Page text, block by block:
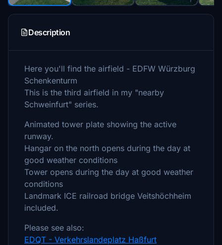
Description
Here you'll find the airfield - EDFW Würzburg
Schenkenturm
This is the third airfield in my "nearby
Schweinfurt" series.
Animated tower plate showing the active
runway.
Hangar on the north opens during the day at
good weather conditions
Tower opens during the day at good weather
conditions
Landmark ICE railroad bridge Veitshöchheim
included.
Please see also:
EDQT - Verkehrslandeplatz Haßfurt